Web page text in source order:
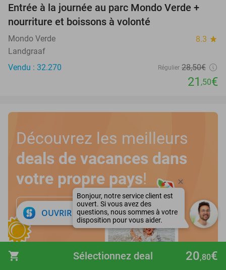
shopping_cart 20,80€
Sélectionnez deal
25%
Entrée à la journée au parc Mondo Verde +
nourriture et boissons à volonté
Mondo Verde 8.3 star
Landgraaf
Vendu : 32.270
Régulier 28,50€
21 ,50€
Découvrez les meilleurs
deals de vacances dans
votre propre pays!
Découvrez ici
OUVRIR DANS L'APPLI close